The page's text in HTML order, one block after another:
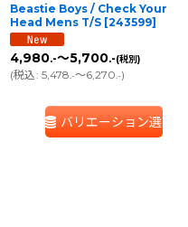
Beastie Boys / Check Your
Head Mens T/S [243599]
4,980.-～5,700.-(税別)
(税込: 5,478.-～6,270.-)
バリエーション選択